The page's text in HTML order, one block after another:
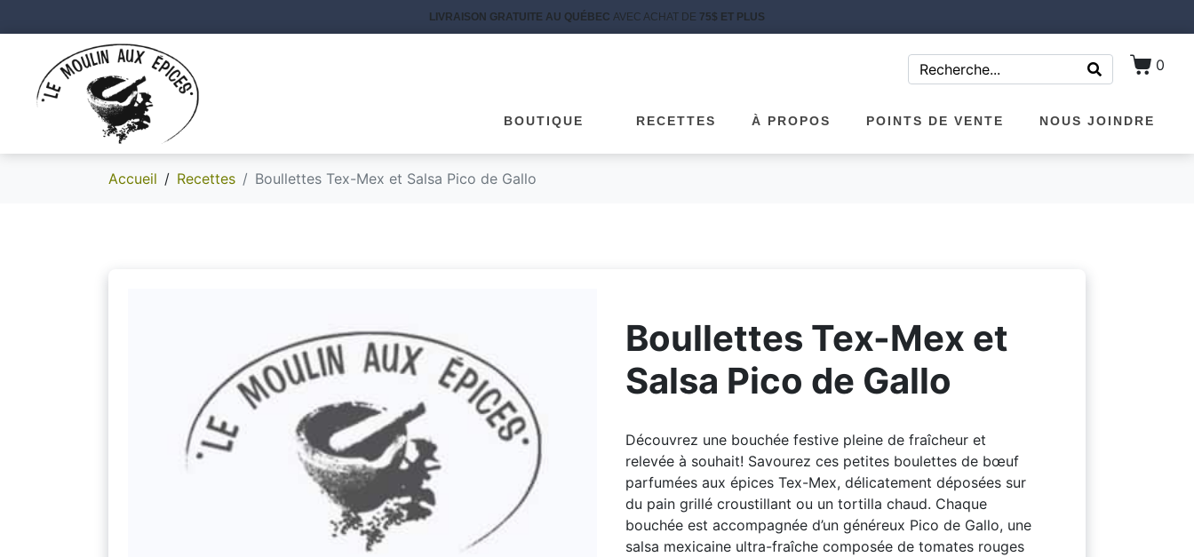
LIVRAISON GRATUITE AU QUÉBEC AVEC ACHAT DE 75$ ET PLUS
0
BOUTIQUE RECETTES À PROPOS POINTS DE VENTE NOUS JOINDRE
Accueil Recettes Boullettes Tex-Mex et Salsa Pico de Gallo
Boullettes Tex-Mex et
Salsa Pico de Gallo
Découvrez une bouchée festive pleine de fraîcheur et
relevée à souhait! Savourez ces petites boulettes de bœuf
parfumées aux épices Tex-Mex, délicatement déposées sur
du pain grillé croustillant ou un tortilla chaud. Chaque
bouchée est accompagnée d’un généreux Pico de Gallo, une
salsa mexicaine ultra-fraîche composée de tomates rouges